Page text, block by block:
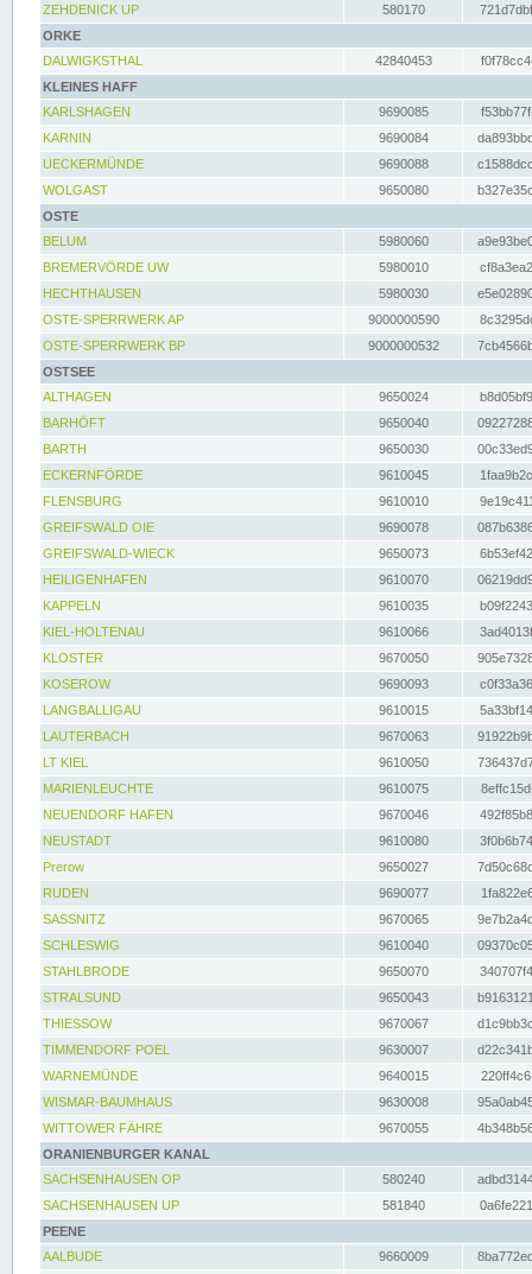
ZEHDENICK UP
580170
ORKE
DALWIGKSTHAL
42840453
KLEINES HAFF
KARLSHAGEN
9690085
KARNIN
9690084
UECKERMÜNDE
9690088
WOLGAST
9650080
OSTE
BELUM
5980060
BREMERVÖRDE UW
5980010
HECHTHAUSEN
5980030
OSTE-SPERRWERK AP
9000000590
OSTE-SPERRWERK BP
9000000532
OSTSEE
ALTHAGEN
9650024
BARHÖFT
9650040
BARTH
9650030
ECKERNFÖRDE
9610045
FLENSBURG
9610010
GREIFSWALD OIE
9690078
GREIFSWALD-WIECK
9650073
HEILIGENHAFEN
9610070
KAPPELN
9610035
KIEL-HOLTENAU
9610066
KLOSTER
9670050
KOSEROW
9690093
LANGBALLIGAU
9610015
LAUTERBACH
9670063
LT KIEL
9610050
MARIENLEUCHTE
9610075
NEUENDORF HAFEN
9670046
NEUSTADT
9610080
Prerow
9650027
RUDEN
9690077
SASSNITZ
9670065
SCHLESWIG
9610040
STAHLBRODE
9650070
STRALSUND
9650043
THIESSOW
9670067
TIMMENDORF POEL
9630007
WARNEMÜNDE
9640015
WISMAR-BAUMHAUS
9630008
WITTOWER FÄHRE
9670055
ORANIENBURGER KANAL
SACHSENHAUSEN OP
580240
SACHSENHAUSEN UP
581840
PEENE
AALBUDE
9660009